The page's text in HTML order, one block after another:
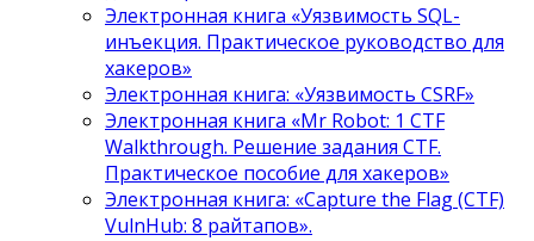
Электронная книга «Уязвимость SQL-
инъекция. Практическое руководство для
хакеров»
Электронная книга: «Уязвимость CSRF»
Электронная книга «Mr Robot: 1 CTF
Walkthrough. Решение задания CTF.
Практическое пособие для хакеров»
Электронная книга: «Capture the Flag (CTF)
VulnHub: 8 райтапов».